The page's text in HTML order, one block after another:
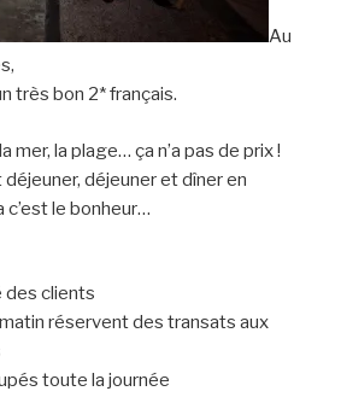
Au
très bon 2* français.
mer, la plage… ça n’a pas de prix !
déjeuner et dîner en
c’est le bonheur…
des clients
réservent des transats aux
toute la journée